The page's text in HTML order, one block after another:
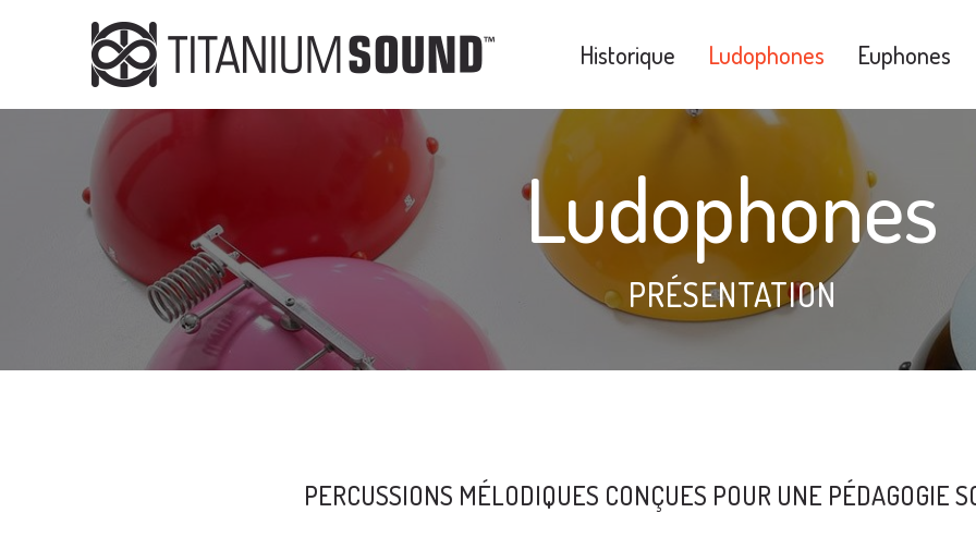
Historique Ludophones Euphones
Ludophones
PRÉSENTATION
PERCUSSIONS MÉLODIQUES CONÇUES POUR UNE PÉDAGOGIE